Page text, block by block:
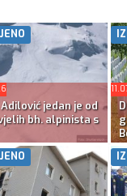
jedan je od
bh. alpinista s